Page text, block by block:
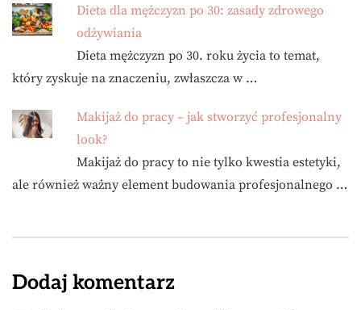
Dieta dla mężczyzn po 30: zasady zdrowego
odżywiania
Dieta mężczyzn po 30. roku życia to temat,
który zyskuje na znaczeniu, zwłaszcza w …
Makijaż do pracy – jak stworzyć profesjonalny
look?
Makijaż do pracy to nie tylko kwestia estetyki,
ale również ważny element budowania profesjonalnego …
Dodaj komentarz